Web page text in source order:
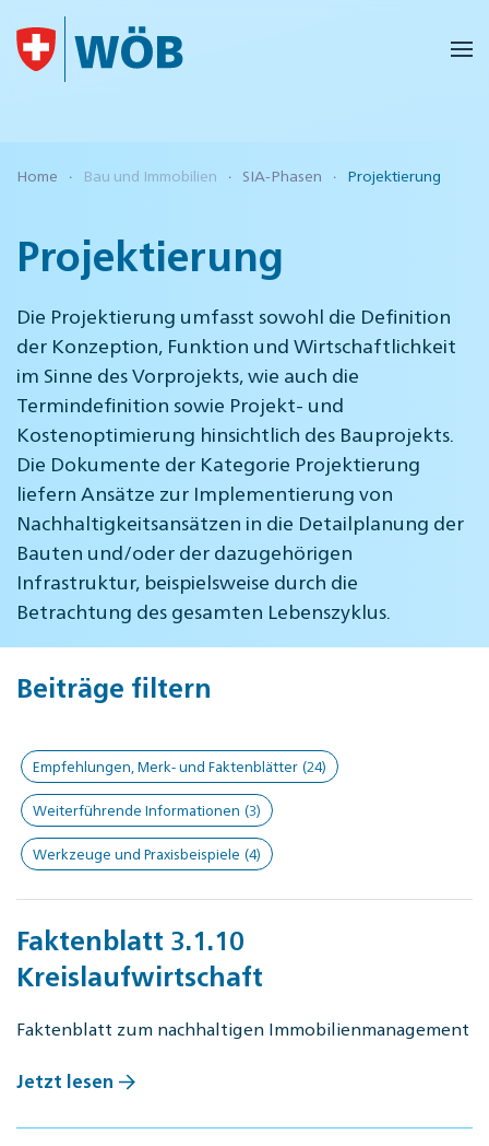
Skip to main content
Home Bau und Immobilien SIA-Phasen Projektierung
Projektierung
Die Projektierung umfasst sowohl die Definition
der Konzeption, Funktion und Wirtschaftlichkeit
im Sinne des Vorprojekts, wie auch die
Termindefinition sowie Projekt- und
Kostenoptimierung hinsichtlich des Bauprojekts.
Die Dokumente der Kategorie Projektierung
liefern Ansätze zur Implementierung von
Nachhaltigkeitsansätzen in die Detailplanung der
Bauten und/oder der dazugehörigen
Infrastruktur, beispielsweise durch die
Betrachtung des gesamten Lebenszyklus.
Beiträge filtern
Empfehlungen, Merk- und Faktenblätter (24)
Weiterführende Informationen (3)
Werkzeuge und Praxisbeispiele (4)
Faktenblatt 3.1.10
Kreislaufwirtschaft
Faktenblatt zum nachhaltigen Immobilienmanagement
Jetzt lesen